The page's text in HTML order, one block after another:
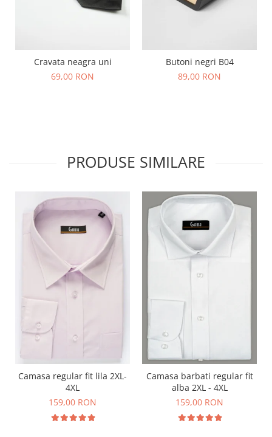
Cravata neagra uni
69,00 RON
Butoni negri B04
89,00 RON
PRODUSE SIMILARE
Camasa regular fit lila 2XL-
4XL
159,00 RON
Camasa barbati regular fit
alba 2XL - 4XL
159,00 RON